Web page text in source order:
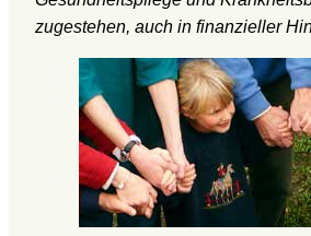
zugestehen, auch in finanzieller